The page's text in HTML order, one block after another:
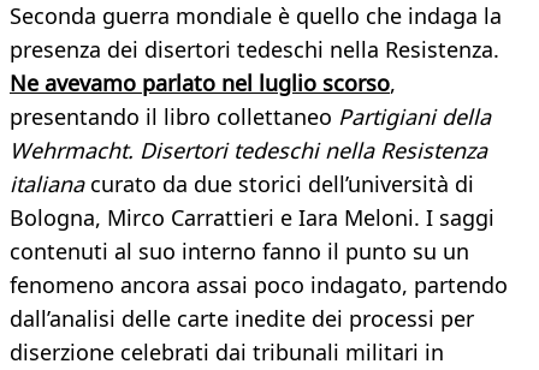
Seconda guerra mondiale è quello che indaga la
presenza dei disertori tedeschi nella Resistenza.
Ne avevamo parlato nel luglio scorso,
presentando il libro collettaneo Partigiani della
Wehrmacht. Disertori tedeschi nella Resistenza
italianacurato da due storici dell’università di
Bologna, Mirco Carrattieri e Iara Meloni. I saggi
contenuti al suo interno fanno il punto su un
fenomeno ancora assai poco indagato, partendo
dall’analisi delle carte inedite dei processi per
diserzione celebrati dai tribunali militari in